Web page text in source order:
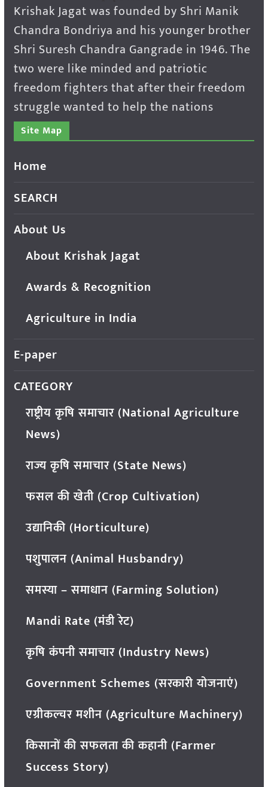
Krishak Jagat was founded by Shri Manik
Chandra Bondriya and his younger brother
Shri Suresh Chandra Gangrade in 1946. The
two were like minded and patriotic
freedom fighters that after their freedom
struggle wanted to help the nations
Site Map
Home
SEARCH
About Us
About Krishak Jagat
Awards & Recognition
Agriculture in India
E-paper
CATEGORY
राष्ट्रीय कृषि समाचार (National Agriculture
News)
राज्य कृषि समाचार (State News)
फसल की खेती (Crop Cultivation)
उद्यानिकी (Horticulture)
पशुपालन (Animal Husbandry)
समस्या – समाधान (Farming Solution)
Mandi Rate (मंडी रेट)
कृषि कंपनी समाचार (Industry News)
Government Schemes (सरकारी योजनाएं)
एग्रीकल्चर मशीन (Agriculture Machinery)
किसानों की सफलता की कहानी (Farmer
Success Story)